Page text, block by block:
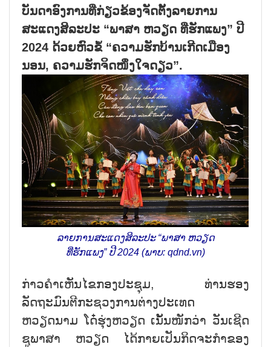
ບັນດາອົງການທີ່ກ່ຽວຂ້ອງຈັດຕັ້ງລາຍການ
ສະແດງສິລະປະ “ພາສາ ຫວຽດ ທີ່ຮັກແພງ” ປີ
2024 ດ້ວຍຫົວຂໍ້ “ຄວາມຮັກບ້ານເກີດເມືອງ
ນອນ, ຄວາມຮັກຈິດໜຶ່ງໃຈດຽວ”.
ລາຍການສະແດງສິລະປະ “ພາສາ ຫວຽດ
ທີ່ຮັກແພງ” ປີ 2024 (ພາບ: qdnd.vn)
ກ່າວຄຳເຫັນໄຂກອງປະຊຸມ, ທ່ານຮອງ
ລັດຖະມົນຕີກະຊວງການຕ່າງປະເທດ
ຫວຽດນາມ ໂດ໋ຮຸ່ງຫວຽດ ເນັ້ນໜັກວ່າ ວັນເຊີດ
ຊູພາສາ ຫວຽດ ໄດ້ກາຍເປັນກິດຈະກຳຂອງ